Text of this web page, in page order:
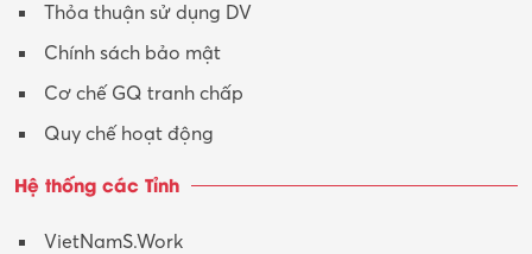
Y tế-Dược
Thỏa thuận sử dụng DV
Chính sách bảo mật
Cơ chế GQ tranh chấp
Quy chế hoạt động
Hệ thống các Tỉnh
VietNamS.Work